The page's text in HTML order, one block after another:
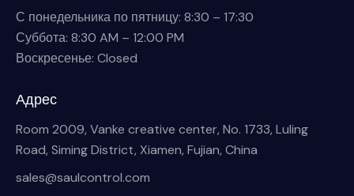
С понедельника по пятницу: 8:30 – 17:30
Суббота: 8:30 AM – 12:00 PM
Воскресенье: Closed
Адрес
Room 2009, Vanke creative center, No. 1733, Luling
Road, Siming District, Xiamen, Fujian, China
sales@saulcontrol.com